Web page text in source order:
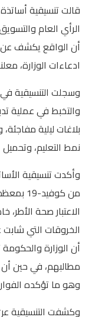
قالت تنسيقية
الرأي العام
أن الواقع يكشف عن
ادعاءات الوزارة،
وسجلت التنسيقية في
والتخبط في عملية
بلاغات ليلية
نمط التعليم،
وأكدت تنسيقية
من
الاعتبار صحة
الخروقات التي
أن الوزارة
مطالبهم، في حين أن
وهو ما تؤكده
وكشفت التنسيقية